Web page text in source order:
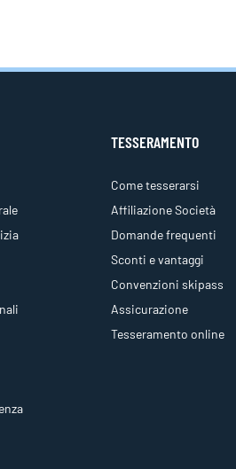
TESSERAMENTO
Come tesserarsi
Affiliazione Società
Domande frequenti
Sconti e vantaggi
Convenzioni skipass
Assicurazione
Tesseramento online